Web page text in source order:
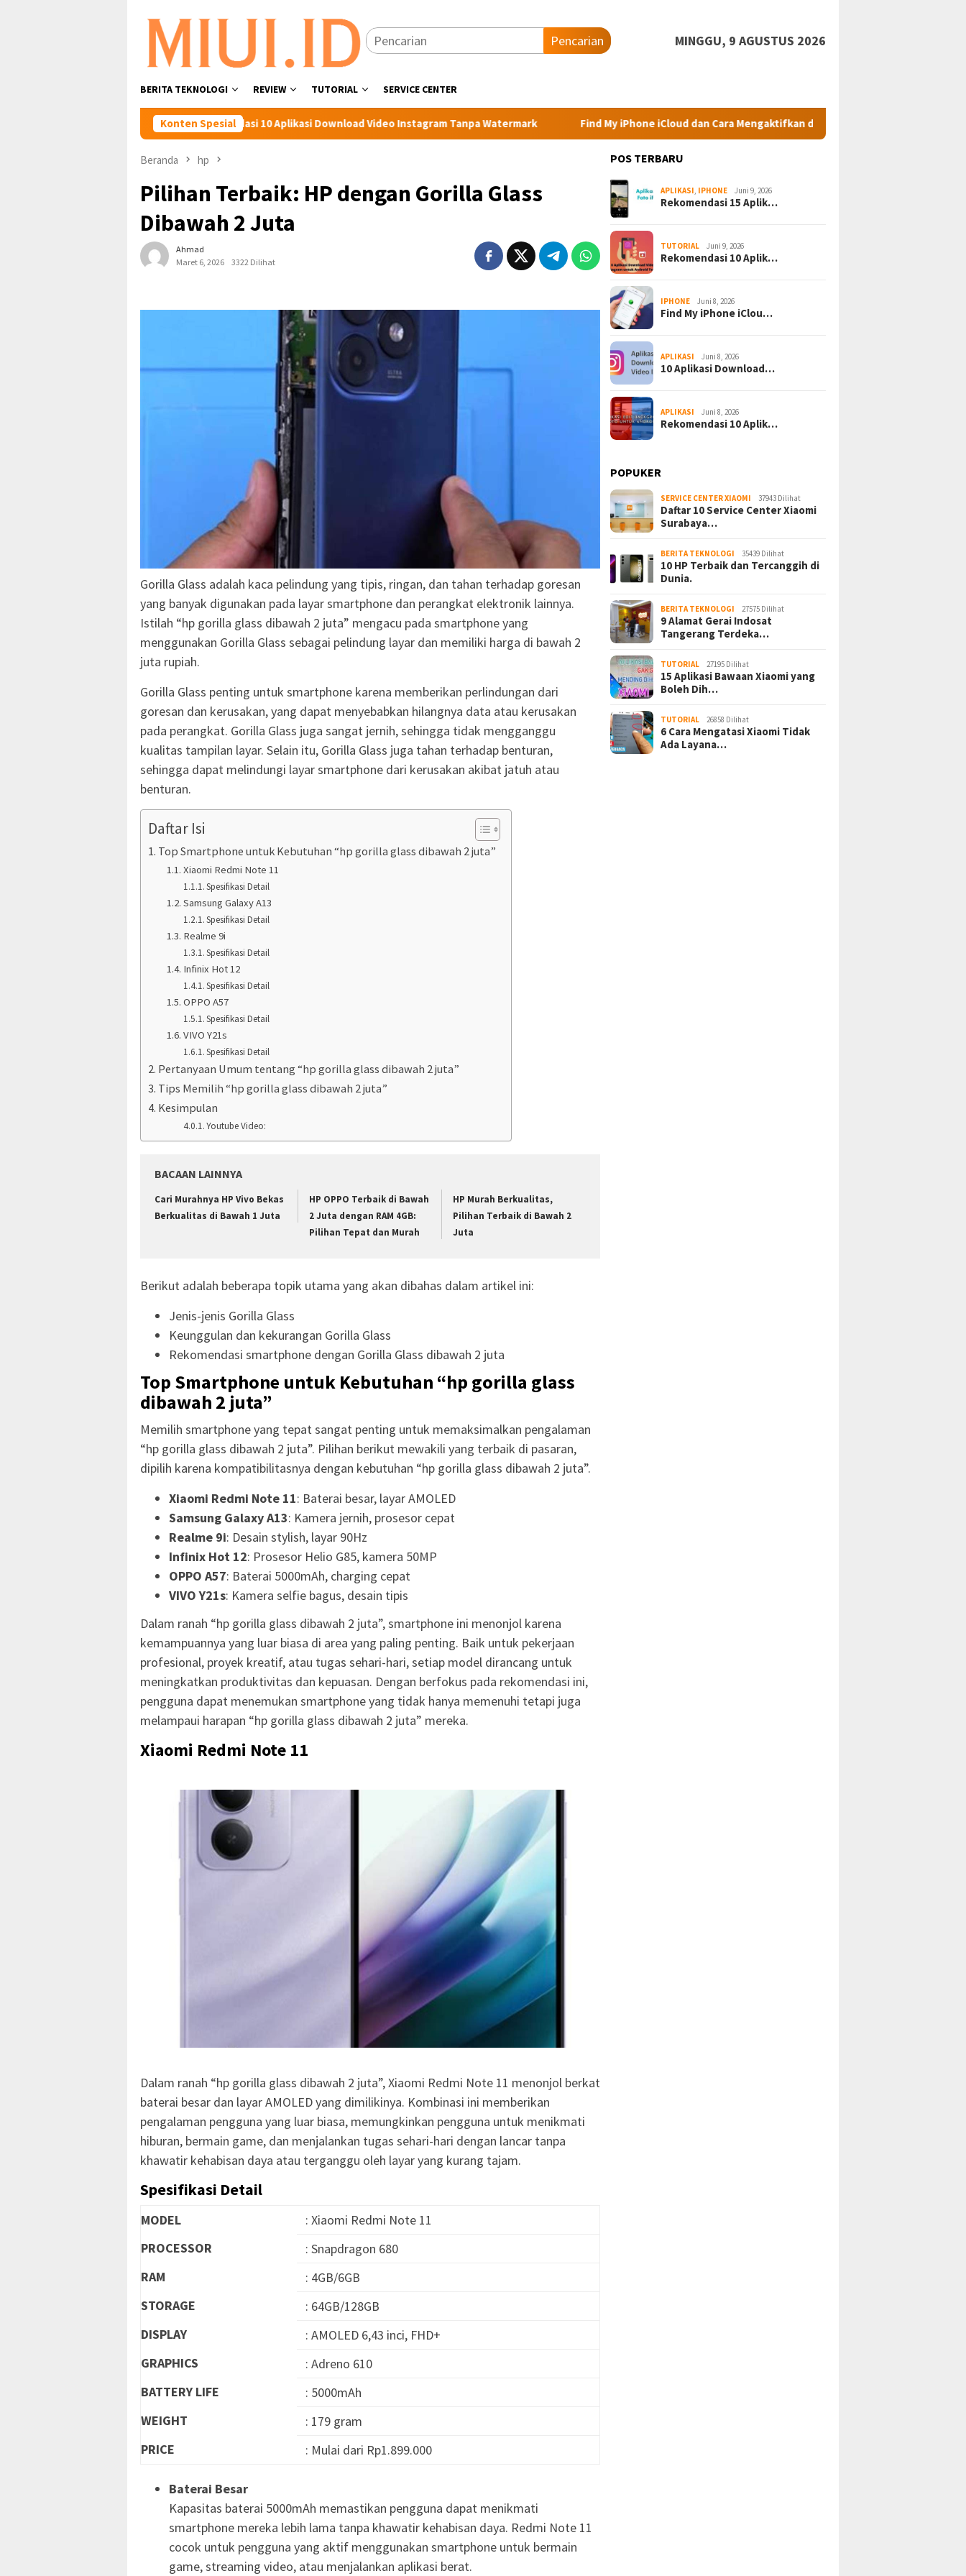
konten
Pencarian MINGGU, 9 AGUSTUS 2026
BERITA TEKNOLOGI REVIEW TUTORIAL SERVICE CENTER
Konten Spesial
Rekomendasi 10 Aplikasi Download Video Instagram Tanpa Watermark Find My iPhone iCloud dan Cara Mengaktifkan dari Perangkat Lain.
Beranda hp
Pilihan Terbaik: HP dengan Gorilla Glass
Dibawah 2 Juta
Ahmad
Maret 6, 2026
3322 Dilihat
Gorilla Glass adalah kaca pelindung yang tipis, ringan, dan tahan terhadap goresan
yang banyak digunakan pada layar smartphone dan perangkat elektronik lainnya.
Istilah “hp gorilla glass dibawah 2 juta” mengacu pada smartphone yang
menggunakan Gorilla Glass sebagai pelindung layar dan memiliki harga di bawah 2
juta rupiah.
Gorilla Glass penting untuk smartphone karena memberikan perlindungan dari
goresan dan kerusakan, yang dapat menyebabkan hilangnya data atau kerusakan
pada perangkat. Gorilla Glass juga sangat jernih, sehingga tidak mengganggu
kualitas tampilan layar. Selain itu, Gorilla Glass juga tahan terhadap benturan,
sehingga dapat melindungi layar smartphone dari kerusakan akibat jatuh atau
benturan.
Daftar Isi
Top Smartphone untuk Kebutuhan “hp gorilla glass dibawah 2 juta”
Xiaomi Redmi Note 11
Spesifikasi Detail
Samsung Galaxy A13
Spesifikasi Detail
Realme 9i
Spesifikasi Detail
Infinix Hot 12
Spesifikasi Detail
OPPO A57
Spesifikasi Detail
VIVO Y21s
Spesifikasi Detail
Pertanyaan Umum tentang “hp gorilla glass dibawah 2 juta”
Tips Memilih “hp gorilla glass dibawah 2 juta”
Kesimpulan
Youtube Video:
BACAAN LAINNYA
Cari Murahnya HP Vivo Bekas
Berkualitas di Bawah 1 Juta
HP OPPO Terbaik di Bawah
2 Juta dengan RAM 4GB:
Pilihan Tepat dan Murah
HP Murah Berkualitas,
Pilihan Terbaik di Bawah 2
Juta
Berikut adalah beberapa topik utama yang akan dibahas dalam artikel ini:
Jenis-jenis Gorilla Glass
Keunggulan dan kekurangan Gorilla Glass
Rekomendasi smartphone dengan Gorilla Glass dibawah 2 juta
Top Smartphone untuk Kebutuhan “hp gorilla glass
dibawah 2 juta”
Memilih smartphone yang tepat sangat penting untuk memaksimalkan pengalaman
“hp gorilla glass dibawah 2 juta”. Pilihan berikut mewakili yang terbaik di pasaran,
dipilih karena kompatibilitasnya dengan kebutuhan “hp gorilla glass dibawah 2 juta”.
Xiaomi Redmi Note 11: Baterai besar, layar AMOLED
Samsung Galaxy A13: Kamera jernih, prosesor cepat
Realme 9i: Desain stylish, layar 90Hz
Infinix Hot 12: Prosesor Helio G85, kamera 50MP
OPPO A57: Baterai 5000mAh, charging cepat
VIVO Y21s: Kamera selfie bagus, desain tipis
Dalam ranah “hp gorilla glass dibawah 2 juta”, smartphone ini menonjol karena
kemampuannya yang luar biasa di area yang paling penting. Baik untuk pekerjaan
profesional, proyek kreatif, atau tugas sehari-hari, setiap model dirancang untuk
meningkatkan produktivitas dan kepuasan. Dengan berfokus pada rekomendasi ini,
pengguna dapat menemukan smartphone yang tidak hanya memenuhi tetapi juga
melampaui harapan “hp gorilla glass dibawah 2 juta” mereka.
Xiaomi Redmi Note 11
Dalam ranah “hp gorilla glass dibawah 2 juta”, Xiaomi Redmi Note 11 menonjol berkat
baterai besar dan layar AMOLED yang dimilikinya. Kombinasi ini memberikan
pengalaman pengguna yang luar biasa, memungkinkan pengguna untuk menikmati
hiburan, bermain game, dan menjalankan tugas sehari-hari dengan lancar tanpa
khawatir kehabisan daya atau terganggu oleh layar yang kurang tajam.
Spesifikasi Detail
MODEL
: Xiaomi Redmi Note 11
PROCESSOR
: Snapdragon 680
RAM
: 4GB/6GB
STORAGE
: 64GB/128GB
DISPLAY
: AMOLED 6,43 inci, FHD+
GRAPHICS
: Adreno 610
BATTERY LIFE
: 5000mAh
WEIGHT
: 179 gram
PRICE
: Mulai dari Rp1.899.000
Baterai Besar
Kapasitas baterai 5000mAh memastikan pengguna dapat menikmati
smartphone mereka lebih lama tanpa khawatir kehabisan daya. Redmi Note 11
cocok untuk pengguna yang aktif menggunakan smartphone untuk bermain
game, streaming video, atau menjalankan aplikasi berat.
POS TERBARU
APLIKASI, IPHONE Juni 9, 2026
Rekomendasi 15 Aplik…
TUTORIAL Juni 9, 2026
Rekomendasi 10 Aplik…
IPHONE Juni 8, 2026
Find My iPhone iClou…
APLIKASI Juni 8, 2026
10 Aplikasi Download…
APLIKASI Juni 8, 2026
Rekomendasi 10 Aplik…
POPUKER
SERVICE CENTER XIAOMI 37943 Dilihat
Daftar 10 Service Center Xiaomi
Surabaya…
BERITA TEKNOLOGI 35439 Dilihat
10 HP Terbaik dan Tercanggih di
Dunia.
BERITA TEKNOLOGI 27575 Dilihat
9 Alamat Gerai Indosat
Tangerang Terdeka…
TUTORIAL 27195 Dilihat
15 Aplikasi Bawaan Xiaomi yang
Boleh Dih…
TUTORIAL 26858 Dilihat
6 Cara Mengatasi Xiaomi Tidak
Ada Layana…